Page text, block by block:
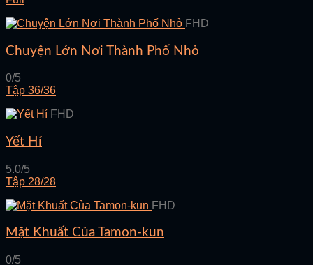
FHD
Chuyện Lớn Nơi Thành Phố Nhỏ
0/5
Tập 36/36
FHD
Yết Hí
5.0/5
Tập 28/28
FHD
Mặt Khuất Của Tamon-kun
0/5